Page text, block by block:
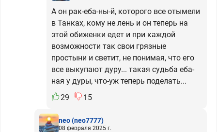
А он рак-еба-ны-й, которого все отымели
в Танках, кому не лень и он теперь на
этой обиженки едет и при каждой
возможности так свои грязные
простыни и светит, не понимая, что его
все выкупают дуру... такая судьба еба-
ная у дуры, что-уж теперь поделать...
29
15
neo(neo7777)
08 февраля 2025 г.